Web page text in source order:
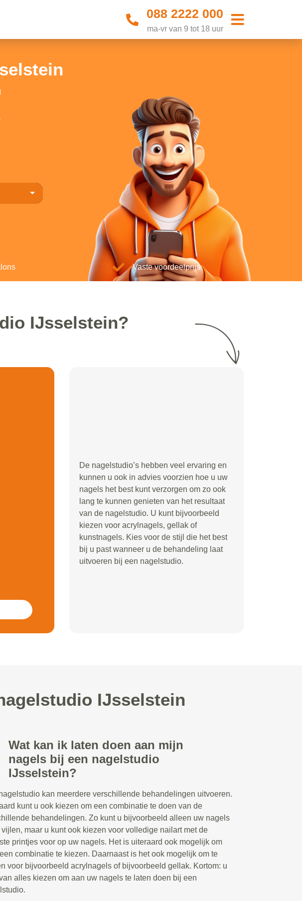
088 2222 000
ma-vr van 9 tot 18 uur
Vaste voordeelprijs
IJsselstein?
De nagelstudio’s hebben veel ervaring en
kunnen u ook in advies voorzien hoe u uw
nagels het best kunt verzorgen om zo ook
lang te kunnen genieten van het resultaat
van de nagelstudio. U kunt bijvoorbeeld
kiezen voor acrylnagels, gellak of
kunstnagels. Kies voor de stijl die het best
bij u past wanneer u de behandeling laat
uitvoeren bij een nagelstudio.
IJsselstein
Wat kan ik laten doen aan mijn
nagels bij een nagelstudio
IJsselstein?
kan meerdere verschillende behandelingen uitvoeren.
kunt u ook kiezen om een combinatie te doen van de
behandelingen. Zo kunt u bijvoorbeeld alleen uw nagels
vijlen, maar u kunt ook kiezen voor volledige nailart met de
printjes voor op uw nagels. Het is uiteraard ook mogelijk om
combinatie te kiezen. Daarnaast is het ook mogelijk om te
voor bijvoorbeeld acrylnagels of bijvoorbeeld gellak. Kortom: u
alles kiezen om aan uw nagels te laten doen bij een